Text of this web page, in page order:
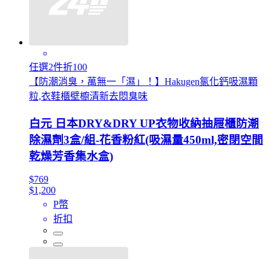
任選2件折100
【防潮消臭，萬無一「濕」！】Hakugen氯化鈣吸濕顆
粒,衣鞋櫃壁櫥清新去悶臭味
白元 日本DRY&DRY UP衣物收納抽屜櫃防潮
除濕劑3盒/組-花香粉紅(吸濕量450ml,密閉空間
乾燥芳香集水盒)
$769
$1,200
P幣
折扣